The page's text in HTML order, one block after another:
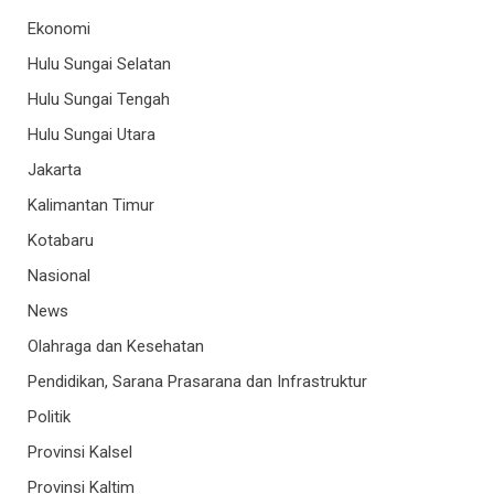
Ekonomi
Hulu Sungai Selatan
Hulu Sungai Tengah
Hulu Sungai Utara
Jakarta
Kalimantan Timur
Kotabaru
Nasional
News
Olahraga dan Kesehatan
Pendidikan, Sarana Prasarana dan Infrastruktur
Politik
Provinsi Kalsel
Provinsi Kaltim